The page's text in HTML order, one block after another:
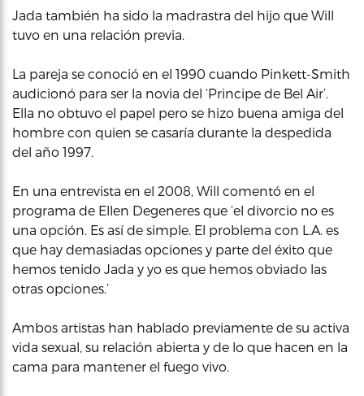
Jada también ha sido la madrastra del hijo que Will
tuvo en una relación previa.
La pareja se conoció en el 1990 cuando Pinkett-Smith
audicionó para ser la novia del ‘Principe de Bel Air’.
Ella no obtuvo el papel pero se hizo buena amiga del
hombre con quien se casaría durante la despedida
del año 1997.
En una entrevista en el 2008, Will comentó en el
programa de Ellen Degeneres que ‘el divorcio no es
una opción. Es así de simple. El problema con L.A. es
que hay demasiadas opciones y parte del éxito que
hemos tenido Jada y yo es que hemos obviado las
otras opciones.’
Ambos artistas han hablado previamente de su activa
vida sexual, su relación abierta y de lo que hacen en la
cama para mantener el fuego vivo.